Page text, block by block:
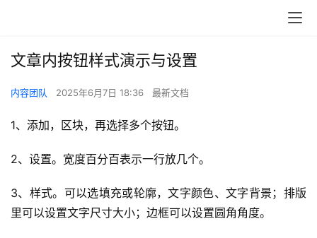
运
记
录
经
教
程
文章内按钮样式演示与设置
内容团队 2025年6月7日 18:36 最新文档
1、添加，区块，再选择多个按钮。
2、设置。宽度百分百表示一行放几个。
3、样式。可以选填充或轮廓，文字颜色、文字背景；排版
里可以设置文字尺寸大小；边框可以设置圆角角度。